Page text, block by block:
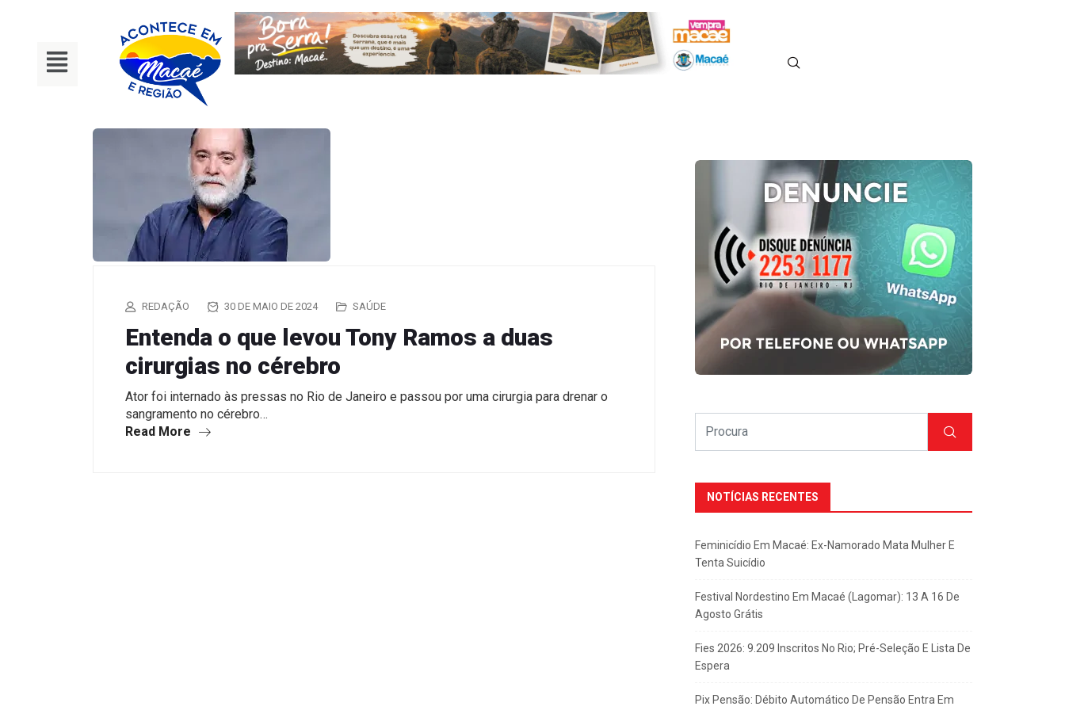
REDAÇÃO 30 DE MAIO DE 2024 SAÚDE
Entenda o que levou Tony Ramos a duas
cirurgias no cérebro
Ator foi internado às pressas no Rio de Janeiro e passou por uma cirurgia para drenar o
sangramento no cérebro…
Read More
NOTÍCIAS RECENTES
Feminicídio Em Macaé: Ex-Namorado Mata Mulher E
Tenta Suicídio
Festival Nordestino Em Macaé (Lagomar): 13 A 16 De
Agosto Grátis
Fies 2026: 9.209 Inscritos No Rio; Pré-Seleção E Lista De
Espera
Pix Pensão: Débito Automático De Pensão Entra Em